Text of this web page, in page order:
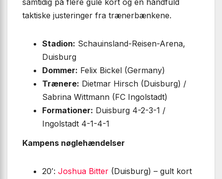
taktiske justeringer fra trænerbænkene.
Stadion: Schauinsland-Reisen-Arena,
Duisburg
Dommer: Felix Bickel (Germany)
Trænere: Dietmar Hirsch (Duisburg) /
Sabrina Wittmann (FC Ingolstadt)
Formationer: Duisburg 4-2-3-1 /
Ingolstadt 4-1-4-1
Kampens nøglehændelser
20′: Joshua Bitter (Duisburg) – gult kort